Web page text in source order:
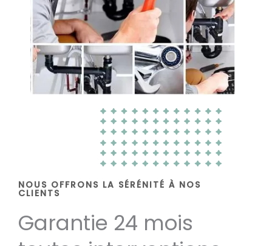
NOUS OFFRONS LA SÉRÉNITÉ À NOS
CLIENTS
Garantie 24 mois